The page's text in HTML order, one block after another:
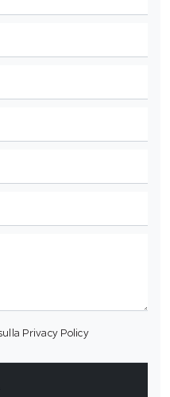
Privacy Policy